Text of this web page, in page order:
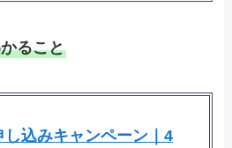
ること
込みキャンペーン｜4